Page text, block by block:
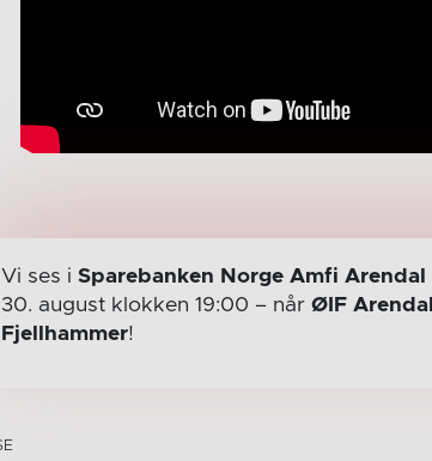
Vi ses i Sparebanken Norge Amfi Arendal
30. august klokken 19:00 – når ØIF Arendal
Fjellhammer!